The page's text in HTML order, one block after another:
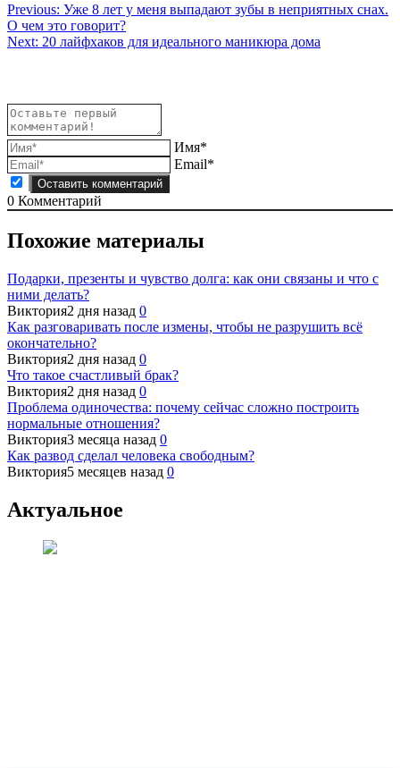
Навигация
по
Previous: Уже 8 лет у меня выпадают зубы в неприятных снах.
О чем это говорит?
Next: 20 лайфхаков для идеального маникюра дома
Имя*
Email*
0 Комментарий
Похожие материалы
Подарки, презенты и чувство долга: как они связаны и что с
ними делать?
Виктория2 дня назад 0
Как разговаривать после измены, чтобы не разрушить всё
окончательно?
Виктория2 дня назад 0
Что такое счастливый брак?
Виктория2 дня назад 0
Проблема одиночества: почему сейчас сложно построить
нормальные отношения?
Виктория3 месяца назад 0
Как развод сделал человека свободным?
Виктория5 месяцев назад 0
Актуальное